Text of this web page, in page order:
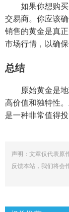
如果你想购
交易商。你应该
销售的黄金是真
市场行情，以确
总结
原始黄金是
高价值和独特性
是一种非常值得
声明：文章仅代表原
反馈本站，我们将会